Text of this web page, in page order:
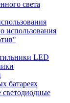
света
использования
LED
батареях